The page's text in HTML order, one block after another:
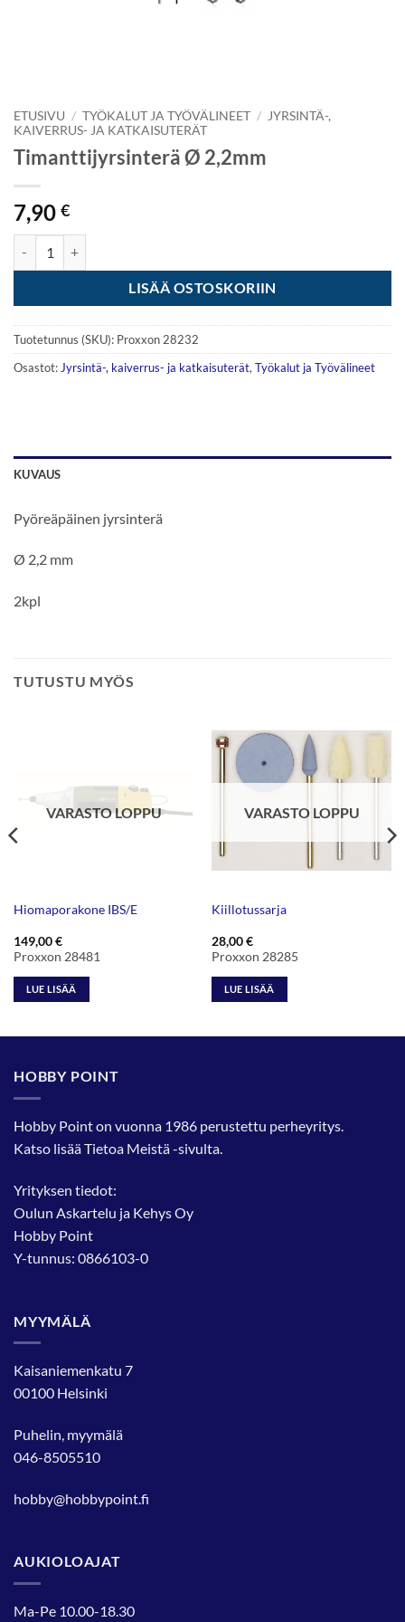
ETUSIVU / TYÖKALUT JA TYÖVÄLINEET /
JYRSINTÄ-,
KAIVERRUS- JA KATKAISUTERÄT
Timanttijyrsinterä Ø 2,2mm
7,90 €
LISÄÄ OSTOSKORIIN
Tuotetunnus (SKU): Proxxon 28232
Osastot: Jyrsintä-, kaiverrus- ja katkaisuterät, Työkalut ja Työvälineet
KUVAUS
Pyöreäpäinen jyrsinterä
Ø 2,2 mm
2kpl
TUTUSTU MYÖS
VARASTO LOPPU
Hiomaporakone IBS/E
149,00€
Proxxon 28481
LUE LISÄÄ
VARASTO LOPPU
Kiillotussarja
28,00€
Proxxon 28285
LUE LISÄÄ
HOBBY POINT
Hobby Point on vuonna 1986 perustettu perheyritys.
Katso lisääTietoa Meistä-sivulta.
Yrityksen tiedot:
Oulun Askartelu ja Kehys Oy
Hobby Point
Y-tunnus: 0866103-0
MYYMÄLÄ
Kaisaniemenkatu 7
00100 Helsinki
Puhelin, myymälä
046-8505510
hobby@hobbypoint.fi
AUKIOLOAJAT
Ma-Pe 10.00-18.30